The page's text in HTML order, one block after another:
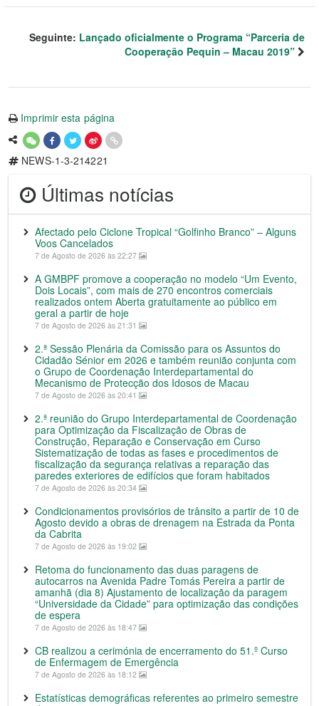
Seguinte: Lançado oficialmente o Programa “Parceria de
Cooperação Pequin – Macau 2019”
Imprimir esta página
NEWS-1-3-214221
Últimas notícias
Afectado pelo Ciclone Tropical “Golfinho Branco” – Alguns
Voos Cancelados
7 de Agosto de 2026 às 22:27
A GMBPF promove a cooperação no modelo “Um Evento,
Dois Locais”, com mais de 270 encontros comerciais
realizados ontem Aberta gratuitamente ao público em
geral a partir de hoje
7 de Agosto de 2026 às 21:31
2.ª Sessão Plenária da Comissão para os Assuntos do
Cidadão Sénior em 2026 e também reunião conjunta com
o Grupo de Coordenação Interdepartamental do
Mecanismo de Protecção dos Idosos de Macau
7 de Agosto de 2026 às 20:41
2.ª reunião do Grupo Interdepartamental de Coordenação
para Optimização da Fiscalização de Obras de
Construção, Reparação e Conservação em Curso
Sistematização de todas as fases e procedimentos de
fiscalização da segurança relativas a reparação das
paredes exteriores de edifícios que foram habitados
7 de Agosto de 2026 às 20:34
Condicionamentos provisórios de trânsito a partir de 10 de
Agosto devido a obras de drenagem na Estrada da Ponta
da Cabrita
7 de Agosto de 2026 às 19:02
Retoma do funcionamento das duas paragens de
autocarros na Avenida Padre Tomás Pereira a partir de
amanhã (dia 8) Ajustamento de localização da paragem
“Universidade da Cidade” para optimização das condições
de espera
7 de Agosto de 2026 às 18:47
CB realizou a cerimónia de encerramento do 51.º Curso
de Enfermagem de Emergência
7 de Agosto de 2026 às 18:12
Estatísticas demográficas referentes ao primeiro semestre